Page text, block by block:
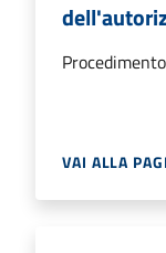
VAI ALLA